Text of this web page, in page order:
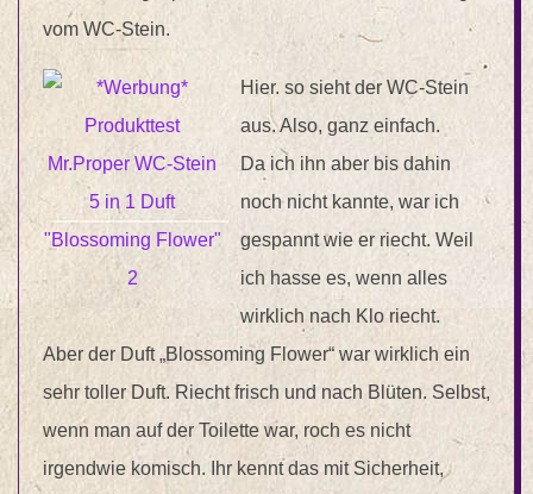
vom WC-Stein.
Hier. so sieht der WC-Stein
aus. Also, ganz einfach.
Da ich ihn aber bis dahin
noch nicht kannte, war ich
gespannt wie er riecht. Weil
ich hasse es, wenn alles
wirklich nach Klo riecht.
Aber der Duft „Blossoming Flower“ war wirklich ein
sehr toller Duft. Riecht frisch und nach Blüten. Selbst,
wenn man auf der Toilette war, roch es nicht
irgendwie komisch. Ihr kennt das mit Sicherheit,